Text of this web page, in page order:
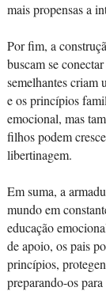
mais propensas a
Por fim, a
buscam se
semelhantes criam
e os princípios
emocional, mas
filhos podem
libertinagem.
Em suma, a
mundo em
educação
de apoio, os pais
princípios,
preparando-os